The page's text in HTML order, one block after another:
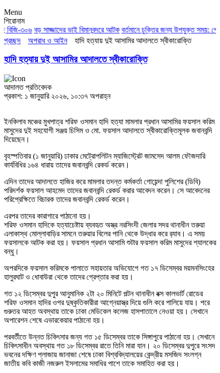
Menu
শিরোনাম
৩০৬ বড় সাজ্জাদের ভাই বিমানবন্দরে আটক বর্তমানে চুক্তির জন্য উপযুক্ত সময়:
প্রচ্ছদ
অপরাধ ও আইন হাদি হত্যায় দুই আসামির আদালতে স্বীকারোক্তি
হাদি হত্যায় দুই আসামির আদালতে স্বীকারোক্তি
আদালত প্রতিবেদক
প্রকাশ: ১ জানুয়ারি ২০২৬, ১০:৩৭ অপরাহ্ন
ইনকিলাব মঞ্চের মুখপাত্র শরিফ ওসমান হাদি হত্যা মামলার প্রধান আসামির ফয়সাল করিম
মাসুদের দুই সহযোগী সঞ্জয় চিসিম ও মো. ফয়সাল আদালতে স্বীকারোক্তিমূলক জবানবন্দি
দিয়েছেন।
বৃহস্পতিবার (১ জানুয়ারি) ঢাকার মেট্রোপলিটন ম্যাজিস্ট্রেট জামসেদ আলম ফৌজদারি
কার্যবিধির ১৬৪ ধারায় তাদের জবানবন্দি রেকর্ড করেন।
এদিন তাদের আদালতে হাজির করে মামলার তদন্ত কর্মকর্তা গোয়েন্দা পুলিশের (ডিবি)
পরিদর্শক ফয়সাল আহমেদ তাদের জবানবন্দি রেকর্ড করার আবেদন করেন। সে আবেদনের
পরিপ্রেক্ষিতে বিচারক তাদের জবানবন্দি রেকর্ড করেন।
এরপর তাদের কারাগারে পাঠানো হয়।
শরিফ ওসমান হাদিকে হত্যাচেষ্টায় ব্যবহৃত অস্ত্র নরসিংদী জেলার সদর থানাধীন তরুয়া
এলাকাস্থ মোল্লাবাড়ির সামনে তরুয়ার বিলের পানি থেকে উদ্ধার করে র‌্যাব। এ সময়
ফয়সালকে আটক করা হয়। ফয়সাল প্রধান আসামি শুটার ফয়সাল করিম মাসুদের শ্যালকের
বন্ধু।
অপরদিকে ফয়সাল করিমকে পালাতে সহায়তার অভিযোগে গত ১৭ ডিসেম্বর ময়মনসিংহের
হালুরঘাট ও ধোবাউরা থেকে তাদের গ্রেপ্তার করা হয়।
গত ১২ ডিসেম্বর দুপুর আনুমানিক ২টা ২০ মিনিটে পল্টন থানাধীন বক্স কালভার্ট রোডের
শরিফ ওসমান হাদির ওপর দুষ্কৃতিকারীরা আগ্নেয়াস্ত্র দিয়ে গুলি করে পালিয়ে যায়। পরে
গুরুতর আহত অবস্থায় তাকে ঢাকা মেডিকেল কলেজ হাসপাতালে নেওয়া হয়। সেখানে
অপারেশন শেষে এভারকেয়ার পাঠানো হয়।
পরবর্তীতে উন্নত চিকিৎসার জন্য গত ১৫ ডিসেম্বর তাকে সিঙ্গাপুরে পাঠানো হয়। সেখানে
চিকিৎসাধীন অবস্থায় গত ১৮ ডিসেম্বর রাতে তিনি মারা যান। ২০ ডিসেম্বর দুপুরে সংসদ
ভবনের দক্ষিণ প্লাজায় জানাজা শেষে ঢাকা বিশ্ববিদ্যালয়ের কেন্দ্রীয় মসজিদ সংলগ্ন
জাতীয় কবি কাজী নজরুল ইসলামের সমাধির পাশে তাকে সমাহিত করা হয়।